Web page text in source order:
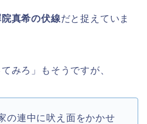
真希の伏線だと捉えていま
みろ」もそうですが、
の連中に吠え面をかかせ